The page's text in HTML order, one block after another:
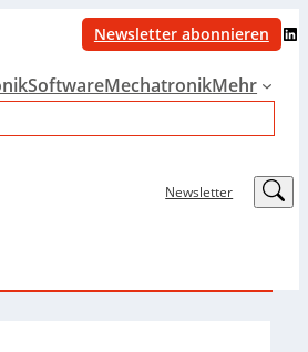
Newsletter abonnieren LinkedIn
SoftwareMechatronikMehr
Newsletter LinkedIn